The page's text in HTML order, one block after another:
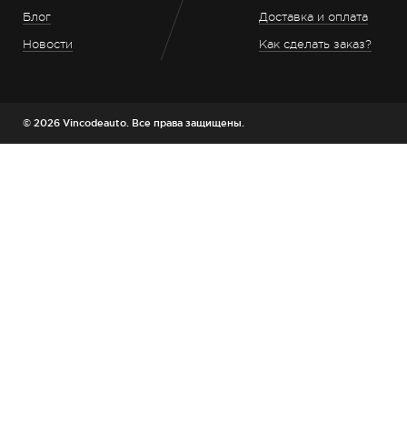
Блог
Новости
Доставка и оплата
Как сделать заказ?
© 2026 Vincodeauto. Все права защищены.